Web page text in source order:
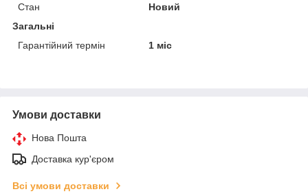
Стан
Новий
Загальні
Гарантійний термін
1 міс
Умови доставки
Нова Пошта
Доставка кур'єром
Всі умови доставки